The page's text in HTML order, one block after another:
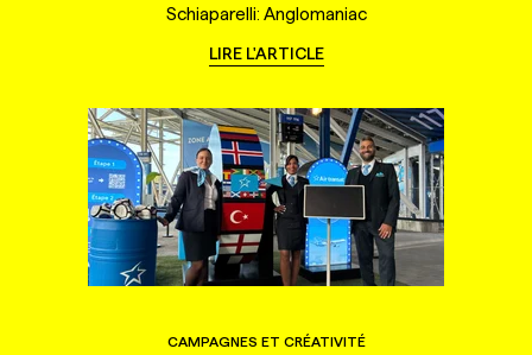
Schiaparelli: Anglomaniac
LIRE L'ARTICLE
CAMPAGNES ET CRÉATIVITÉ